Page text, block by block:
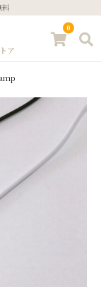
料
ア
いて
ム
0